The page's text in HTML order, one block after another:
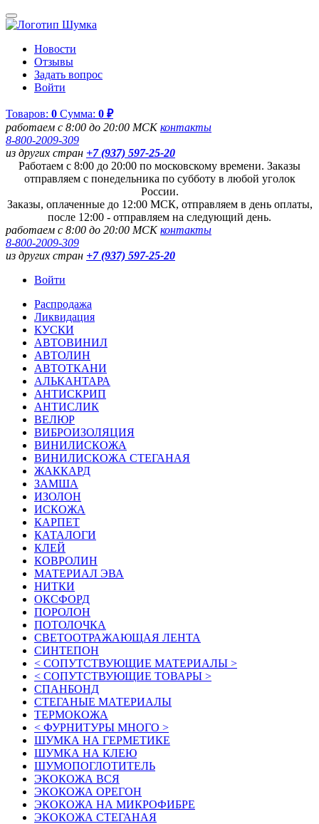
Новости
Отзывы
Задать вопрос
Войти
Товаров: 0 Сумма: 0 ₽
работаем с 8:00 до 20:00 МСКконтакты
8-800-2009-309
из других стран +7 (937) 597-25-20
Работаем с 8:00 до 20:00 по московскому времени. Заказы
отправляем с понедельника по субботу в любой уголок
России.
Заказы, оплаченные до 12:00 МСК, отправляем в день оплаты,
после 12:00 - отправляем на следующий день.
работаем с 8:00 до 20:00 МСКконтакты
8-800-2009-309
из других стран +7 (937) 597-25-20
Войти
Распродажа
Ликвидация
КУСКИ
АВТОВИНИЛ
АВТОЛИН
АВТОТКАНИ
АЛЬКАНТАРА
АНТИСКРИП
АНТИСЛИК
ВЕЛЮР
ВИБРОИЗОЛЯЦИЯ
ВИНИЛИСКОЖА
ВИНИЛИСКОЖА СТЕГАНАЯ
ЖАККАРД
ЗАМША
ИЗОЛОН
ИСКОЖА
КАРПЕТ
КАТАЛОГИ
КЛЕЙ
КОВРОЛИН
МАТЕРИАЛ ЭВА
НИТКИ
ОКСФОРД
ПОРОЛОН
ПОТОЛОЧКА
СВЕТООТРАЖАЮЩАЯ ЛЕНТА
СИНТЕПОН
< СОПУТСТВУЮЩИЕ МАТЕРИАЛЫ >
< СОПУТСТВУЮЩИЕ ТОВАРЫ >
СПАНБОНД
СТЕГАНЫЕ МАТЕРИАЛЫ
ТЕРМОКОЖА
< ФУРНИТУРЫ МНОГО >
ШУМКА НА ГЕРМЕТИКЕ
ШУМКА НА КЛЕЮ
ШУМОПОГЛОТИТЕЛЬ
ЭКОКОЖА ВСЯ
ЭКОКОЖА ОРЕГОН
ЭКОКОЖА НА МИКРОФИБРЕ
ЭКОКОЖА СТЕГАНАЯ